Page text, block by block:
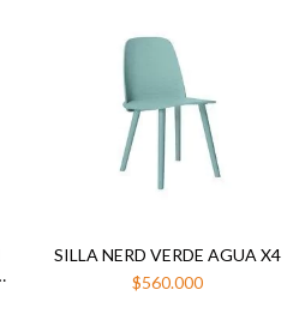
SILLA NERD VERDE AGUA X4
$560.000